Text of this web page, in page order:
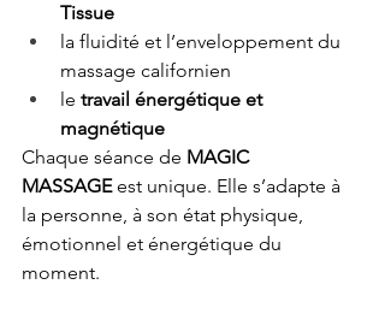
Tissue
la fluidité et l’enveloppement du
massage californien
le travail énergétique et
magnétique
Chaque séance de MAGIC
MASSAGE est unique. Elle s’adapte à
la personne, à son état physique,
émotionnel et énergétique du
moment.